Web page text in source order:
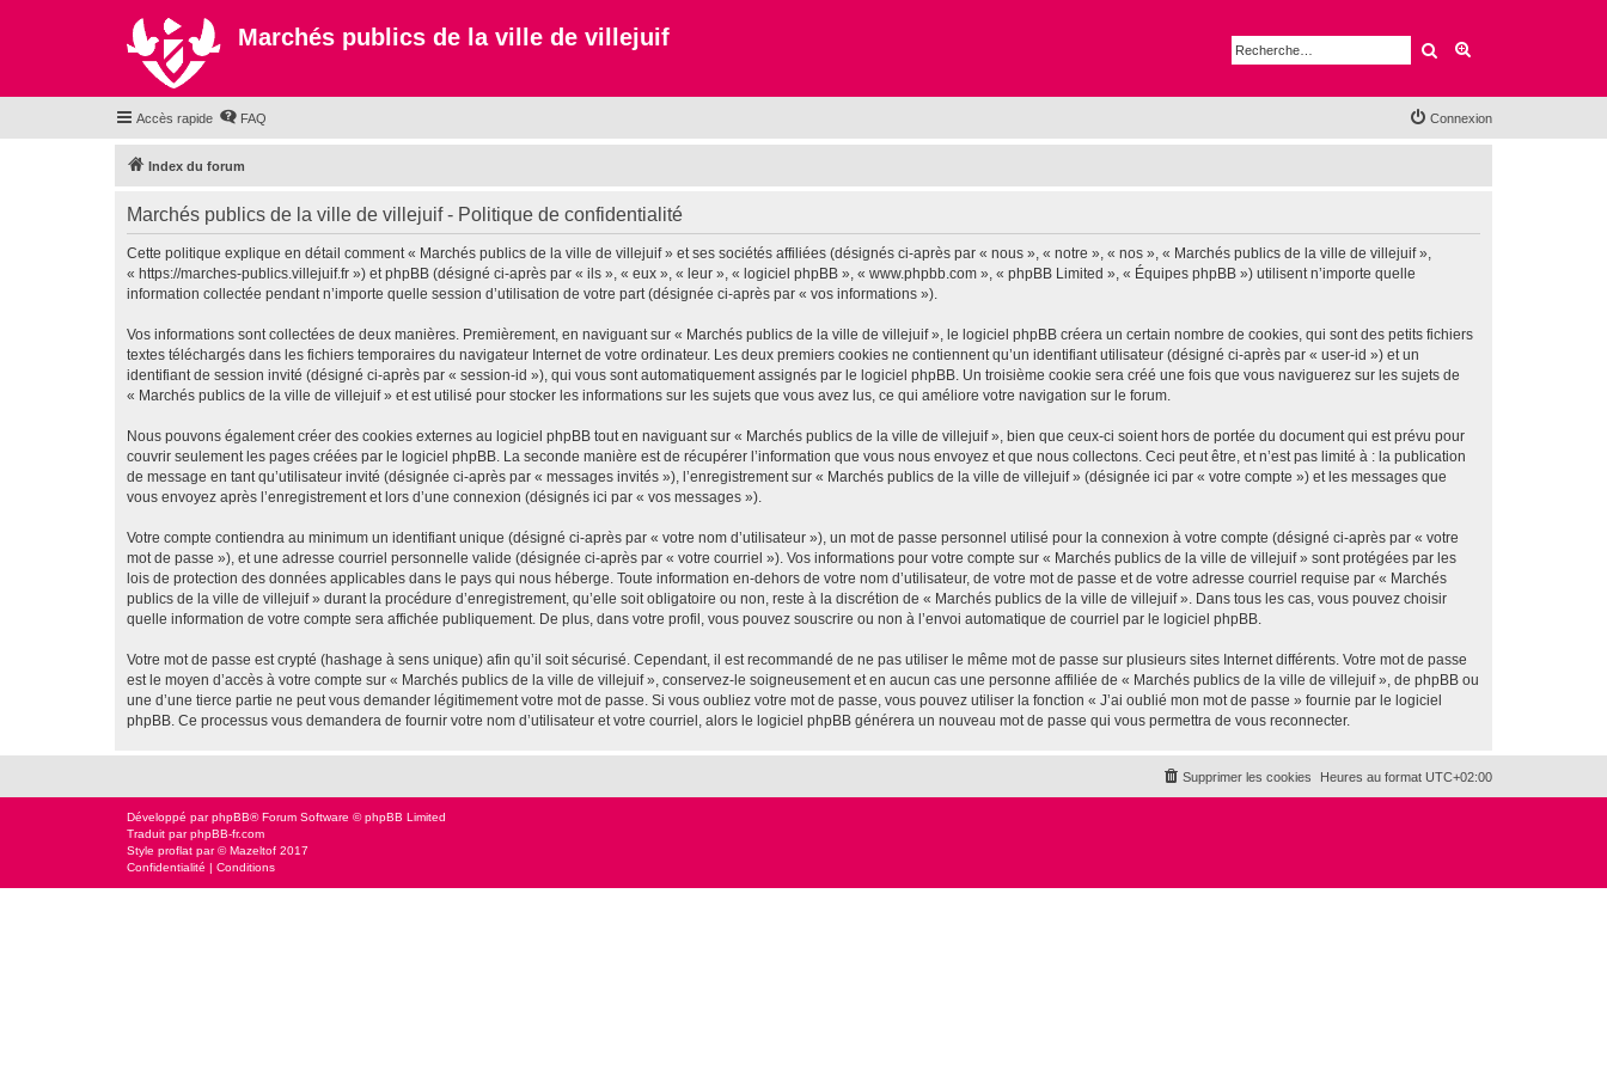
Marchés publics de la ville de villejuif Rechercher
Accès rapide FAQ Connexion
Index du forum
Marchés publics de la ville de villejuif - Politique de confidentialité
Cette politique explique en détail comment « Marchés publics de la ville de villejuif » et ses sociétés affiliées (désignés ci-après par « nous », « notre », « nos », « Marchés publics de la ville de villejuif »,
« https://marches-publics.villejuif.fr ») et phpBB (désigné ci-après par « ils », « eux », « leur », « logiciel phpBB », « www.phpbb.com », « phpBB Limited », « Équipes phpBB ») utilisent n’importe quelle
information collectée pendant n’importe quelle session d’utilisation de votre part (désignée ci-après par « vos informations »).
Vos informations sont collectées de deux manières. Premièrement, en naviguant sur « Marchés publics de la ville de villejuif », le logiciel phpBB créera un certain nombre de cookies, qui sont des petits fichiers
textes téléchargés dans les fichiers temporaires du navigateur Internet de votre ordinateur. Les deux premiers cookies ne contiennent qu’un identifiant utilisateur (désigné ci-après par « user-id ») et un
identifiant de session invité (désigné ci-après par « session-id »), qui vous sont automatiquement assignés par le logiciel phpBB. Un troisième cookie sera créé une fois que vous naviguerez sur les sujets de
« Marchés publics de la ville de villejuif » et est utilisé pour stocker les informations sur les sujets que vous avez lus, ce qui améliore votre navigation sur le forum.
Nous pouvons également créer des cookies externes au logiciel phpBB tout en naviguant sur « Marchés publics de la ville de villejuif », bien que ceux-ci soient hors de portée du document qui est prévu pour
couvrir seulement les pages créées par le logiciel phpBB. La seconde manière est de récupérer l’information que vous nous envoyez et que nous collectons. Ceci peut être, et n’est pas limité à : la publication
de message en tant qu’utilisateur invité (désignée ci-après par « messages invités »), l’enregistrement sur « Marchés publics de la ville de villejuif » (désignée ici par « votre compte ») et les messages que
vous envoyez après l’enregistrement et lors d’une connexion (désignés ici par « vos messages »).
Votre compte contiendra au minimum un identifiant unique (désigné ci-après par « votre nom d’utilisateur »), un mot de passe personnel utilisé pour la connexion à votre compte (désigné ci-après par « votre
mot de passe »), et une adresse courriel personnelle valide (désignée ci-après par « votre courriel »). Vos informations pour votre compte sur « Marchés publics de la ville de villejuif » sont protégées par les
lois de protection des données applicables dans le pays qui nous héberge. Toute information en-dehors de votre nom d’utilisateur, de votre mot de passe et de votre adresse courriel requise par « Marchés
publics de la ville de villejuif » durant la procédure d’enregistrement, qu’elle soit obligatoire ou non, reste à la discrétion de « Marchés publics de la ville de villejuif ». Dans tous les cas, vous pouvez choisir
quelle information de votre compte sera affichée publiquement. De plus, dans votre profil, vous pouvez souscrire ou non à l’envoi automatique de courriel par le logiciel phpBB.
Votre mot de passe est crypté (hashage à sens unique) afin qu’il soit sécurisé. Cependant, il est recommandé de ne pas utiliser le même mot de passe sur plusieurs sites Internet différents. Votre mot de passe
est le moyen d’accès à votre compte sur « Marchés publics de la ville de villejuif », conservez-le soigneusement et en aucun cas une personne affiliée de « Marchés publics de la ville de villejuif », de phpBB ou
une d’une tierce partie ne peut vous demander légitimement votre mot de passe. Si vous oubliez votre mot de passe, vous pouvez utiliser la fonction « J’ai oublié mon mot de passe » fournie par le logiciel
phpBB. Ce processus vous demandera de fournir votre nom d’utilisateur et votre courriel, alors le logiciel phpBB générera un nouveau mot de passe qui vous permettra de vous reconnecter.
Heures au format UTC+02:00
Supprimer les cookies
Développé parphpBB® Forum Software © phpBB Limited
Traduit parphpBB-fr.com
Style proflat par ©Mazeltof 2017
Confidentialité | Conditions